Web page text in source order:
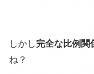
しかし 完全な比例関
ね？